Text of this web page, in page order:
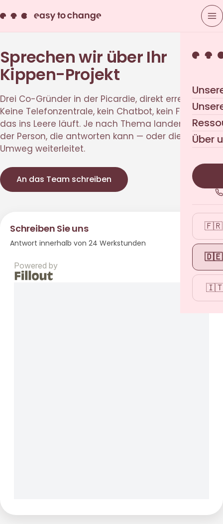
Über
🇫🇷
🇩🇪
Sprechen wir über Ihr
Kippen-Projekt
Drei Co-Gründer in der Picardie, direkt erreichbar.
Keine Telefonzentrale, kein Chatbot, kein Formular,
das ins Leere läuft. Je nach Thema landen Sie bei
der Person, die antworten kann — oder die ohne
Umweg weiterleitet.
An das Team schreiben
Schreiben Sie uns
Antwort innerhalb von 24 Werkstunden